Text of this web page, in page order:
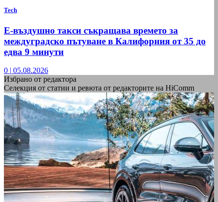
Tech
Е-въздушно такси съкращава времето за
междуградско пътуване в Калифорния от 35 до
едва 9 минути
0 | 05.08.2026
Избрано от редактора
Селекция от статии и ревюта от редакторите на HiComm